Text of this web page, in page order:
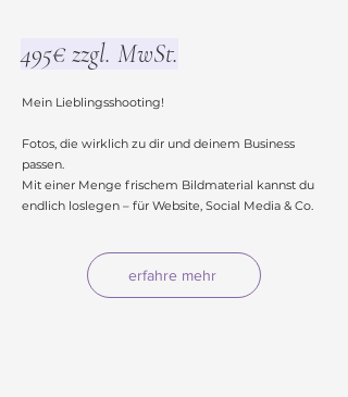
495€ zzgl. MwSt.
Mein Lieblingsshooting!
Fotos, die wirklich zu dir und deinem Business
passen.
Mit einer Menge frischem Bildmaterial kannst du
endlich loslegen – für Website, Social Media & Co.
erfahre mehr